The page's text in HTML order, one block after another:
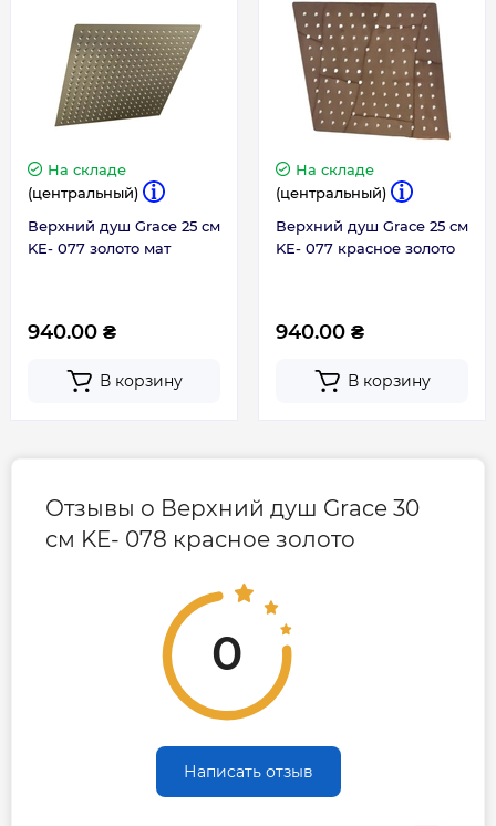
На складе
(центральный)
Верхний душ Grace 25 см
KE- 077 золото мат
940.00 ₴
В корзину
На складе
(центральный)
Верхний душ Grace 25 см
KE- 077 красное золото
940.00 ₴
В корзину
Отзывы о Верхний душ Grace 30
см KE- 078 красное золото
0
Написать отзыв